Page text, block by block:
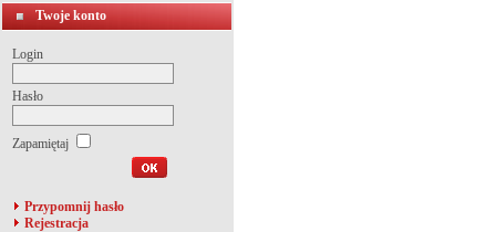
Twoje konto
Login
Hasło
Zapamiętaj
Przypomnij hasło
Rejestracja